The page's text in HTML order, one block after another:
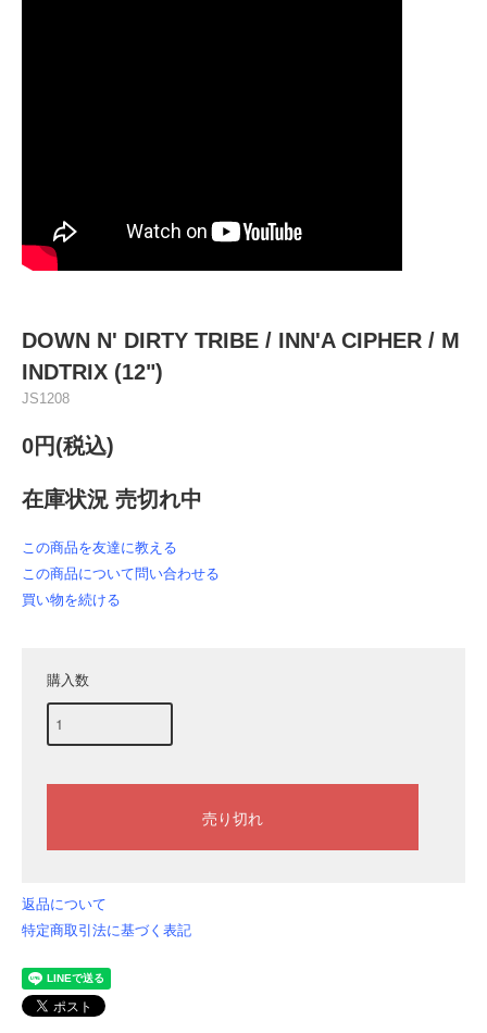
DOWN N' DIRTY TRIBE / INN'A CIPHER / M
INDTRIX (12")
JS1208
0円(税込)
在庫状況 売切れ中
この商品を友達に教える
この商品について問い合わせる
買い物を続ける
購入数
返品について
特定商取引法に基づく表記